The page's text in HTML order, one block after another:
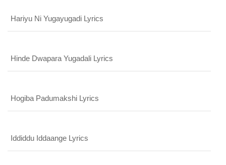
Hariyu Ni Yugayugadi Lyrics
Hinde Dwapara Yugadali Lyrics
Hogiba Padumakshi Lyrics
Iddiddu Iddaange Lyrics
Or Via Social
SUBMIT